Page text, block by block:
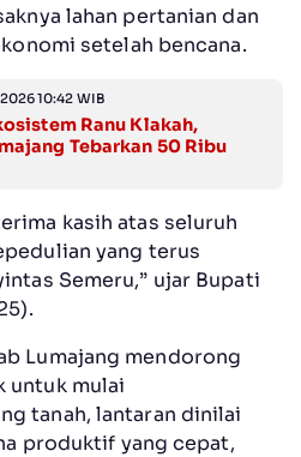
lahan pertanian dan
setelah bencana.
10:42 WIB
Ranu Klakah,
Tebarkan 50 Ribu
kasih atas seluruh
yang terus
Semeru,” ujar Bupati
Lumajang mendorong
untuk mulai
tanah, lantaran dinilai
produktif yang cepat,